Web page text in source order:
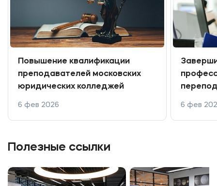
Повышение квалификации
преподавателей московских
юридических колледжей
6 фев 2026 6 фев
Полезные ссылки